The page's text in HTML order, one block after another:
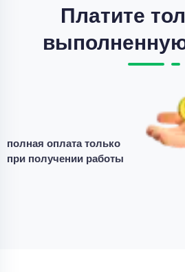
Платите
полная оплата только
при получении работы